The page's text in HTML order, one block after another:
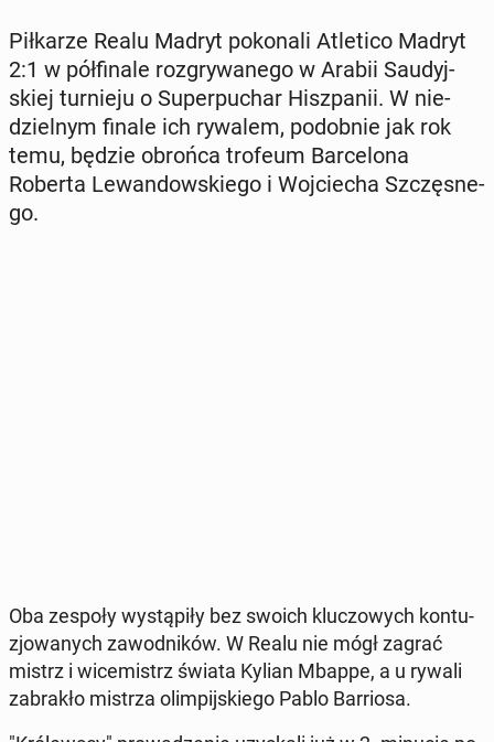
Pił­ka­rze Realu Madryt po­ko­na­li Atle­ti­co Madryt
2:1 w pół­fi­na­le roz­gry­wa­ne­go w Arabii Sau­dyj­
skiej tur­nie­ju o Su­per­pu­char Hisz­pa­nii. W nie­
dziel­nym finale ich rywalem, po­dob­nie jak rok
temu, będzie obrońca trofeum Bar­ce­lo­na
Roberta Le­wan­dow­skie­go i Woj­cie­cha Szczę­sne­
go.
Oba zespoły wy­stą­pi­ły bez swoich klu­czo­wych kon­tu­
zjo­wa­nych za­wod­ni­ków. W Realu nie mógł zagrać
mistrz i wi­ce­mistrz świata Kylian Mbappe, a u rywali
za­bra­kło mistrza olim­pij­skie­go Pablo Bar­rio­sa.